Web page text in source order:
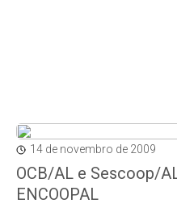
14 de novembro de 2009
OCB/AL e Sescoop/
ENCOOPAL